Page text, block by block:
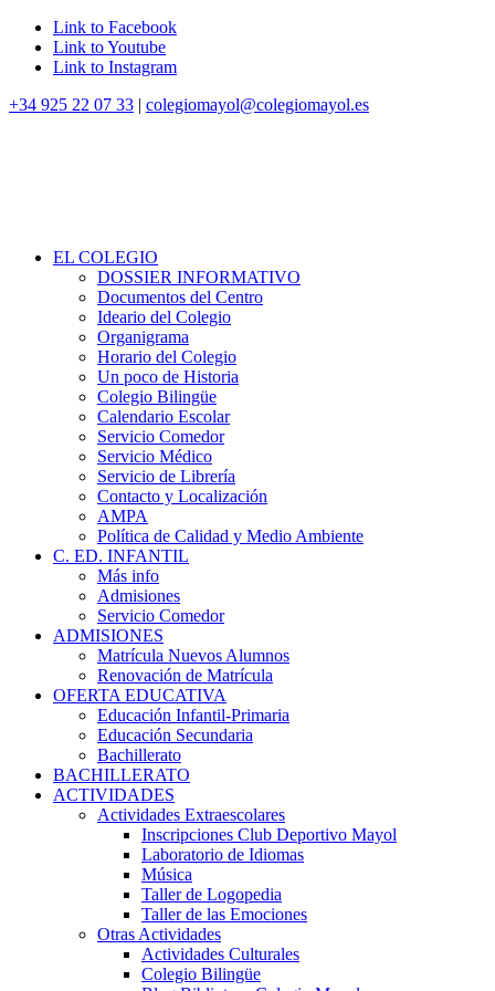
Link to Facebook
Link to Youtube
Link to Instagram
+34 925 22 07 33 | colegiomayol@colegiomayol.es
EL COLEGIO
DOSSIER INFORMATIVO
Documentos del Centro
Ideario del Colegio
Organigrama
Horario del Colegio
Un poco de Historia
Colegio Bilingüe
Calendario Escolar
Servicio Comedor
Servicio Médico
Servicio de Librería
Contacto y Localización
AMPA
Política de Calidad y Medio Ambiente
C. ED. INFANTIL
Más info
Admisiones
Servicio Comedor
ADMISIONES
Matrícula Nuevos Alumnos
Renovación de Matrícula
OFERTA EDUCATIVA
Educación Infantil-Primaria
Educación Secundaria
Bachillerato
BACHILLERATO
ACTIVIDADES
Actividades Extraescolares
Inscripciones Club Deportivo Mayol
Laboratorio de Idiomas
Música
Taller de Logopedia
Taller de las Emociones
Otras Actividades
Actividades Culturales
Colegio Bilingüe